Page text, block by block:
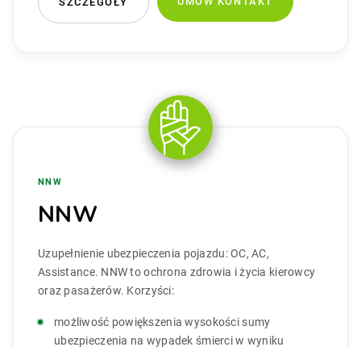
NNW
NNW
Uzupełnienie ubezpieczenia pojazdu: OC, AC,
Assistance. NNW to ochrona zdrowia i życia kierowcy
oraz pasażerów. Korzyści:
możliwość powiększenia wysokości sumy
ubezpieczenia na wypadek śmierci w wyniku